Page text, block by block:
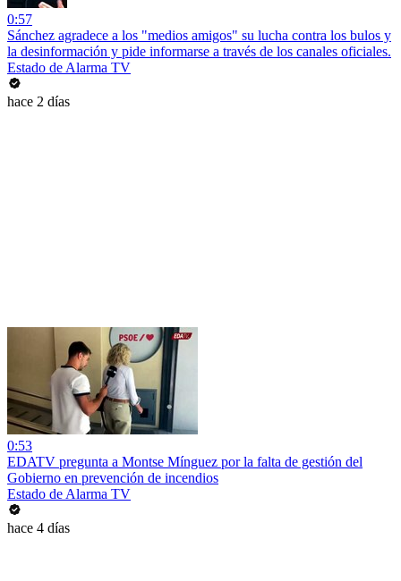
0:57
Sánchez agradece a los "medios amigos" su lucha contra los bulos y
la desinformación y pide informarse a través de los canales oficiales.
Estado de Alarma TV
hace 2 días
0:53
EDATV pregunta a Montse Mínguez por la falta de gestión del
Gobierno en prevención de incendios
Estado de Alarma TV
hace 4 días